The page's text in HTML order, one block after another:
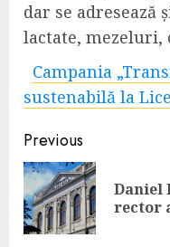
dar se adresează
lactate, mezeluri,
Campania
sustenabilă la
Continue
Reading
Previous
Daniel
rector